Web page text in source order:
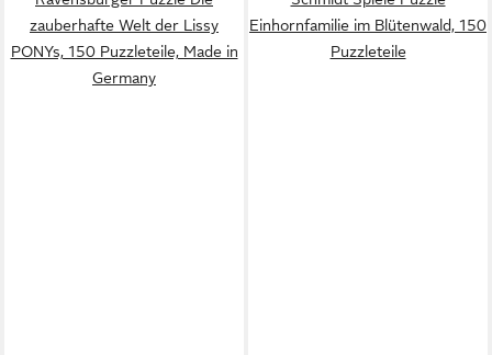
zauberhafte Welt der Lissy
PONYs, 150 Puzzleteile, Made in
Germany
Einhornfamilie im Blütenwald, 150
Puzzleteile